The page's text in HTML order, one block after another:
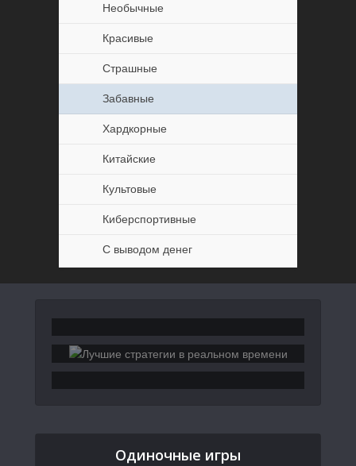
Необычные
Красивые
Страшные
Забавные
Хардкорные
Китайские
Культовые
Киберспортивные
С выводом денег
Одиночные игры